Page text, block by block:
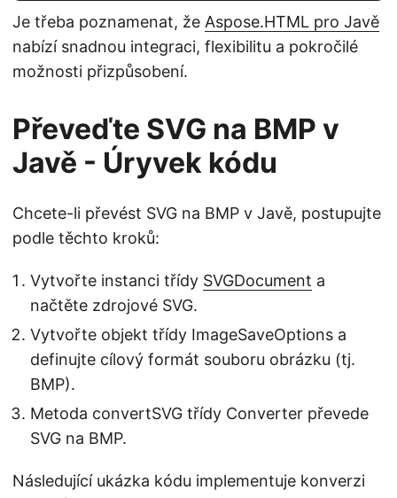
Je třeba poznamenat, že Aspose.HTML pro Javě
nabízí snadnou integraci, flexibilitu a pokročilé
možnosti přizpůsobení.
Převeďte SVG na BMP v
Javě - Úryvek kódu
Chcete-li převést SVG na BMP v Javě, postupujte
podle těchto kroků:
Vytvořte instanci třídy SVGDocument a
načtěte zdrojové SVG.
Vytvořte objekt třídy ImageSaveOptions a
definujte cílový formát souboru obrázku (tj.
BMP).
Metoda convertSVG třídy Converter převede
SVG na BMP.
Následující ukázka kódu implementuje konverzi